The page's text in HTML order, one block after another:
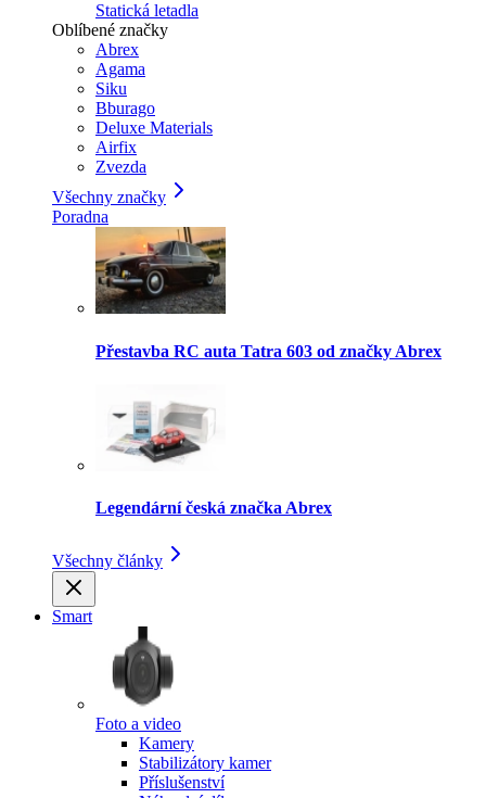
Statická letadla
Oblíbené značky
Abrex
Agama
Siku
Bburago
Deluxe Materials
Airfix
Zvezda
Všechny značky
Poradna
Přestavba RC auta Tatra 603 od značky Abrex
Legendární česká značka Abrex
Všechny články
Smart
Foto a video
Kamery
Stabilizátory kamer
Příslušenství